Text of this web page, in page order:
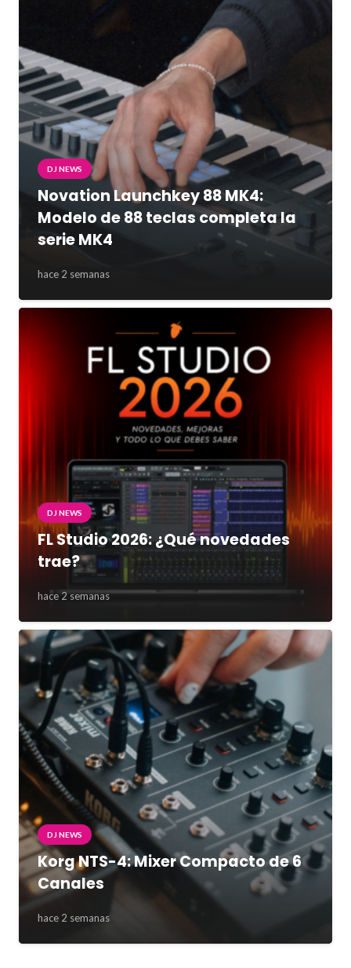
DJ NEWS
Novation Launchkey 88 MK4:
Modelo de 88 teclas completa la
serie MK4
hace 2 semanas
DJ NEWS
FL Studio 2026: ¿Qué novedades
trae?
hace 2 semanas
DJ NEWS
Korg NTS-4: Mixer Compacto de 6
Canales
hace 2 semanas